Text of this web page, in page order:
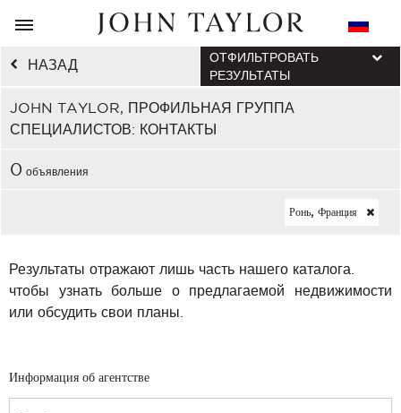
НАЗАД
JOHN TAYLOR, ПРОФИЛЬНАЯ ГРУППА
СПЕЦИАЛИСТОВ: КОНТАКТЫ
ОТФИЛЬТРОВАТЬ
РЕЗУЛЬТАТЫ
0 объявления
Ронь, Франция
Результаты отражают лишь часть нашего каталога.
чтобы узнать больше о предлагаемой недвижимости
или обсудить свои планы.
Информация об агентстве